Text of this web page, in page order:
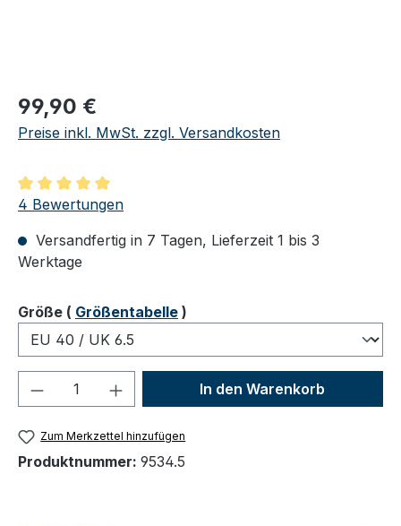
Regulärer Preis:
99,90 €
Preise inkl. MwSt. zzgl. Versandkosten
Durchschnittliche Bewertung von 5 von 5 Sternen
4 Bewertungen
Versandfertig in 7 Tagen, Lieferzeit 1 bis 3
Werktage
Größeauswählen
( Größentabelle )
Produkt Anzahl: Gib denIn den Warenkorb
Zum Merkzettel hinzufügen
Produktnummer: 9534.5